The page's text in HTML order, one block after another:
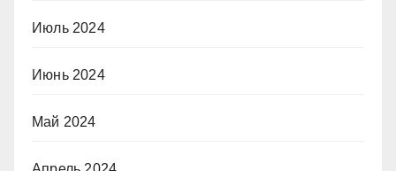
Июль 2024
Июнь 2024
Май 2024